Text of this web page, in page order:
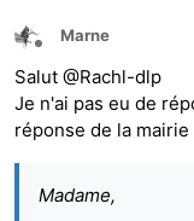
Hors-ligne
Marne
Salut @Rachl-dlp
Je n'ai pas eu de
réponse de la mairie
Madame,